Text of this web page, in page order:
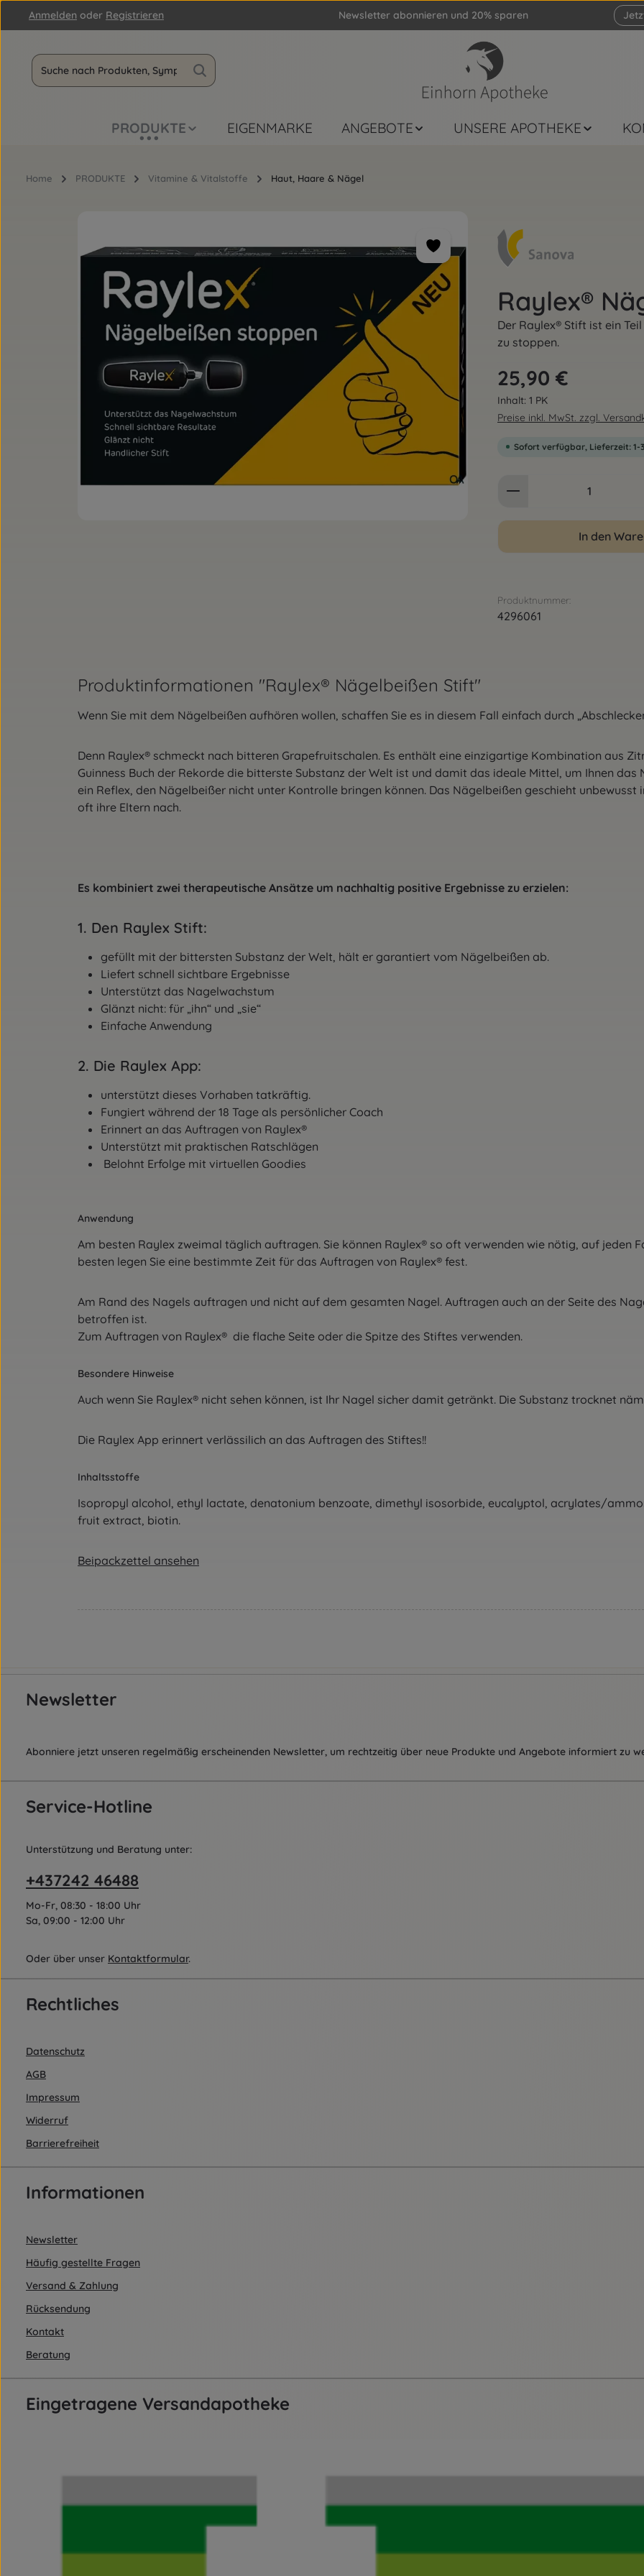
Hauptinhalt springen
Zur Suche springen
Zur Hauptnavigation springen
Anmelden oder Registrieren Newsletter abonnieren und 20% sparen
PRODUKTE EIGENMARKE ANGEBOTE UNSERE APOTHEKE
Home PRODUKTE Vitamine & Vitalstoffe Haut, Haare & Nägel
Raylex®
Der Raylex® Stift ist ein
zu stoppen.
Regulärer Preis:
25,90 €
Inhalt: 1 PK
Preise inkl. MwSt. zzgl.
Sofort verfügbar, Lieferzeit: 1-
Produkt Anzahl:
In den
Produktnummer:
4296061
Produktinformationen "Raylex® Nägelbeißen Stift"
Wenn Sie mit dem Nägelbeißen aufhören wollen, schaffen Sie es in diesem Fall einfach durch
Denn Raylex® schmeckt nach bitteren Grapefruitschalen. Es enthält eine einzigartige Kombination aus
Guinness Buch der Rekorde die bitterste Substanz der Welt ist und damit das ideale Mittel, um Ihnen
ein Reflex, den Nägelbeißer nicht unter Kontrolle bringen können. Das Nägelbeißen geschieht
oft ihre Eltern nach.
Es kombiniert zwei therapeutische Ansätze um nachhaltig positive Ergebnisse zu erzielen:
1. Den Raylex Stift:
gefüllt mit der bittersten Substanz der Welt, hält er garantiert vom Nägelbeißen ab.
Liefert schnell sichtbare Ergebnisse
Unterstützt das Nagelwachstum
Glänzt nicht: für „ihn“ und „sie“
Einfache Anwendung
2. Die Raylex App:
unterstützt dieses Vorhaben tatkräftig.
Fungiert während der 18 Tage als persönlicher Coach
Erinnert an das Auftragen von Raylex®
Unterstützt mit praktischen Ratschlägen
Belohnt Erfolge mit virtuellen Goodies
Anwendung
Am besten Raylex zweimal täglich auftragen. Sie können Raylex® so oft verwenden wie nötig, auf jeden
besten legen Sie eine bestimmte Zeit für das Auftragen von Raylex® fest.
Am Rand des Nagels auftragen und nicht auf dem gesamten Nagel. Auftragen auch an der Seite des
betroffen ist.
Zum Auftragen von Raylex® die flache Seite oder die Spitze des Stiftes verwenden.
Besondere Hinweise
Auch wenn Sie Raylex® nicht sehen können, ist Ihr Nagel sicher damit getränkt. Die Substanz trocknet
Die Raylex App erinnert verlässilich an das Auftragen des Stiftes!!
Inhaltsstoffe
Isopropyl alcohol, ethyl lactate, denatonium benzoate, dimethyl isosorbide, eucalyptol, acrylates/
fruit extract, biotin.
Beipackzettel ansehen
Newsletter
Abonniere jetzt unseren regelmäßig erscheinenden Newsletter, um rechtzeitig über neue Produkte und Angebote informiert zu
Service-Hotline
Unterstützung und Beratung unter:
+437242 46488
Mo-Fr, 08:30 - 18:00 Uhr
Sa, 09:00 - 12:00 Uhr
Oder über unser Kontaktformular.
Rechtliches
Datenschutz
AGB
Impressum
Widerruf
Barrierefreiheit
Informationen
Newsletter
Häufig gestellte Fragen
Versand & Zahlung
Rücksendung
Kontakt
Beratung
Eingetragene Versandapotheke